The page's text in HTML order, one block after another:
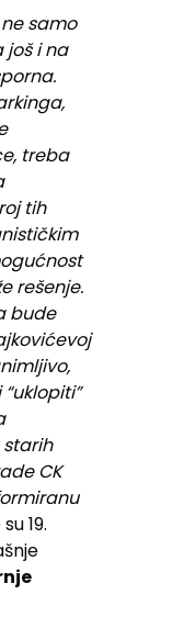
samo
još i na
treba
tih
rešenje.
bude
CK
19.